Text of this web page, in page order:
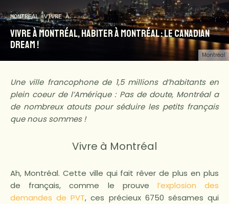
Montréal
MONTREAL VIVRE À
Vivre à Montréal, Habiter à Montréal : Le Canadian
Dream !
Une ville francophone de 1,5 millions d’habitants en
plein coeur de l’Amérique : Pas de doute, Montréal a
de nombreux atouts pour séduire les petits français
que nous sommes !
Vivre à Montréal
Ah, Montréal. Cette ville qui fait rêver de plus en plus
de français, comme le prouve l’explosion des
demandes de PVT, ces précieux 6750 sésames qui